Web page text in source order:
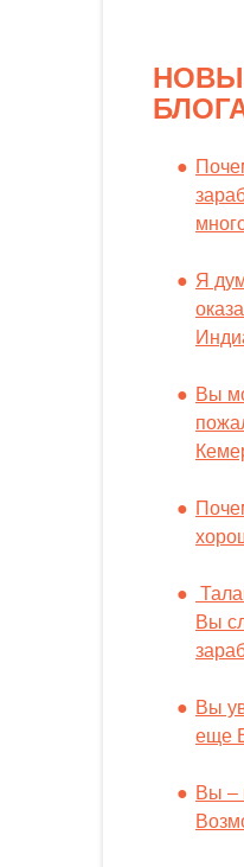
Я
Вы
Вы
Вы
еще
Вы –